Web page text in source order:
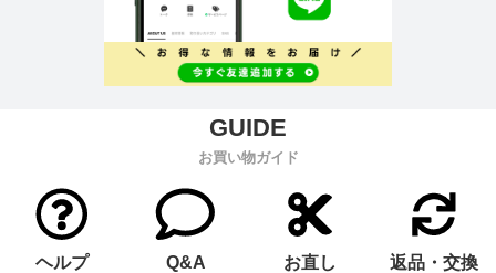
お買い物ガイド
ヘルプ Q&A お直し 返品・交換